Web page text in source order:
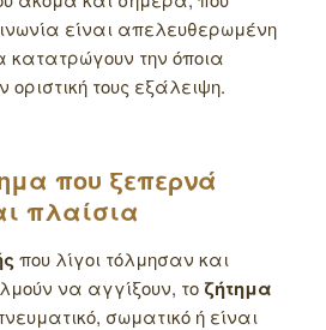
είναι απελευθερωμένη
κατατρώγουν την όποια
τους εξάλειψη.
που ξεπερνά
πλαίσια
που λίγοι τόλμησαν και
να αγγίξουν, το ζήτημα
σωματικό ή είναι